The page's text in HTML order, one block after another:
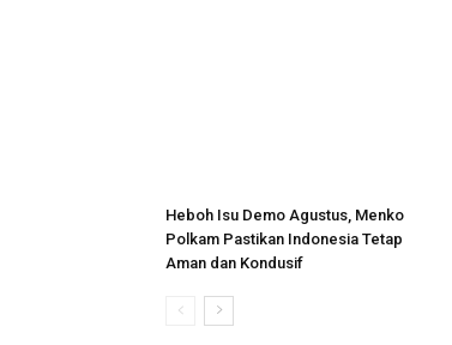
Heboh Isu Demo Agustus, Menko
Polkam Pastikan Indonesia Tetap
Aman dan Kondusif